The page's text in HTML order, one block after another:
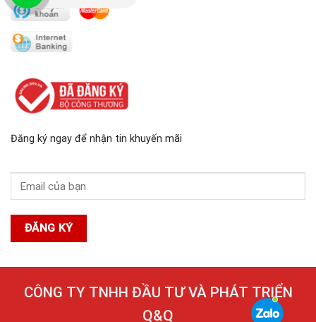
Đăng ký ngay để nhận tin khuyến mãi
CÔNG TY TNHH ĐẦU TƯ VÀ PHÁT TRIỂN
Q&Q